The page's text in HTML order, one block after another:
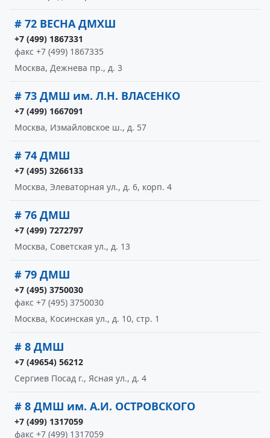
# 72 ВЕСНА ДМХШ
+7 (499) 1867331
факс +7 (499) 1867335
Москва, Дежнева пр., д. 3
# 73 ДМШ им. Л.Н. ВЛАСЕНКО
+7 (499) 1667091
Москва, Измайловское ш., д. 57
# 74 ДМШ
+7 (495) 3266133
Москва, Элеваторная ул., д. 6, корп. 4
# 76 ДМШ
+7 (499) 7272797
Москва, Советская ул., д. 13
# 79 ДМШ
+7 (495) 3750030
факс +7 (495) 3750030
Москва, Косинская ул., д. 10, стр. 1
# 8 ДМШ
+7 (49654) 56212
Сергиев Посад г., Ясная ул., д. 4
# 8 ДМШ им. А.И. ОСТРОВСКОГО
+7 (499) 1317059
факс +7 (499) 1317059